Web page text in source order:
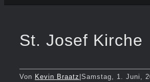
St. Josef Kirche
Von Kevin Braatz Samstag, 1. Juni,